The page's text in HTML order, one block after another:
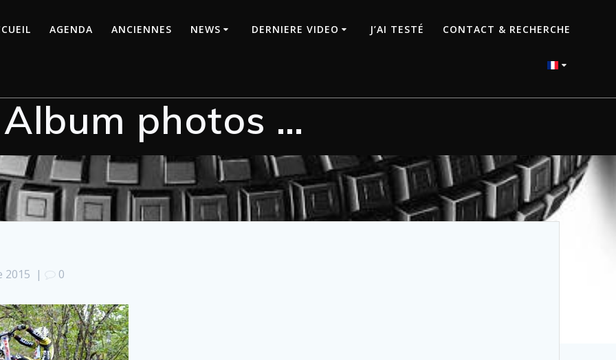
AGENDA ANCIENNES NEWS DERNIERE VIDEO J’AI TESTÉ CONTACT & RECHERCHE
Album photos …
2015 | 0